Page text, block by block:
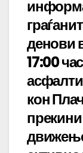
денови
17:00
кон